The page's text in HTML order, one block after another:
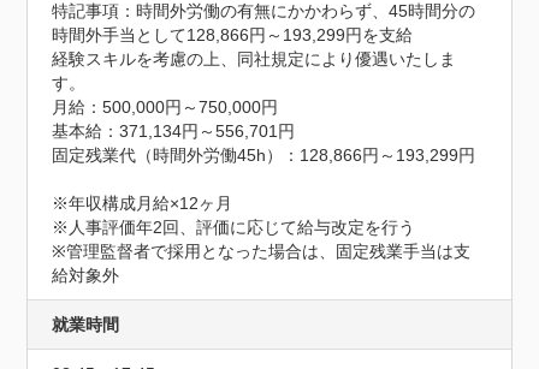
特記事項：時間外労働の有無にかかわらず、45時間分の
時間外手当として128,866円～193,299円を支給
経験スキルを考慮の上、同社規定により優遇いたしま
す。
月給：500,000円～750,000円
基本給：371,134円～556,701円
固定残業代（時間外労働45h）：128,866円～193,299円
※年収構成月給×12ヶ月
※人事評価年2回、評価に応じて給与改定を行う
※管理監督者で採用となった場合は、固定残業手当は支
給対象外
就業時間